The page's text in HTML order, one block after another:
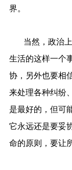
界。
当然，政治
生活的这样一个
协，另外也要相
来处理各种纠纷
是最好的，但可
它永远还是要妥
命的原则，要让